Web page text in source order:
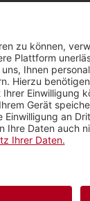
mich,
Meinungen